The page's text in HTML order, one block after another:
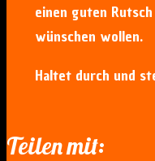
einen guten
wünschen wollen.
Haltet durch und
Teilen mit: